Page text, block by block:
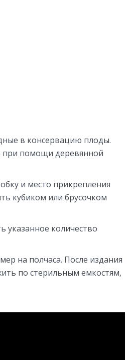
в консервацию плоды.
при помощи деревянной
и место прикрепления
кубиком или брусочком
указанное количество
на полчаса. После издания
по стерильным емкостям,